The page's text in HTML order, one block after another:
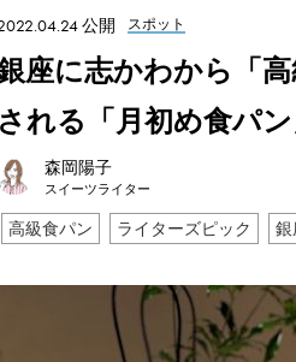
公開 スポット
座に志かわから「
される「月初め食パン
森岡陽子
スイーツライター
高級食パン ライターズピック 銀